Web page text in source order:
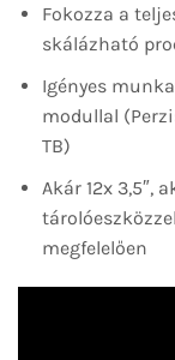
Fokozza a
skálázható
Igényes
modullal
TB)
Akár 12x 3,5″,
megfelelően